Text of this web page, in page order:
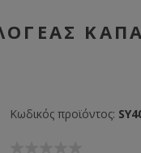
Κωδικός προϊόντος: